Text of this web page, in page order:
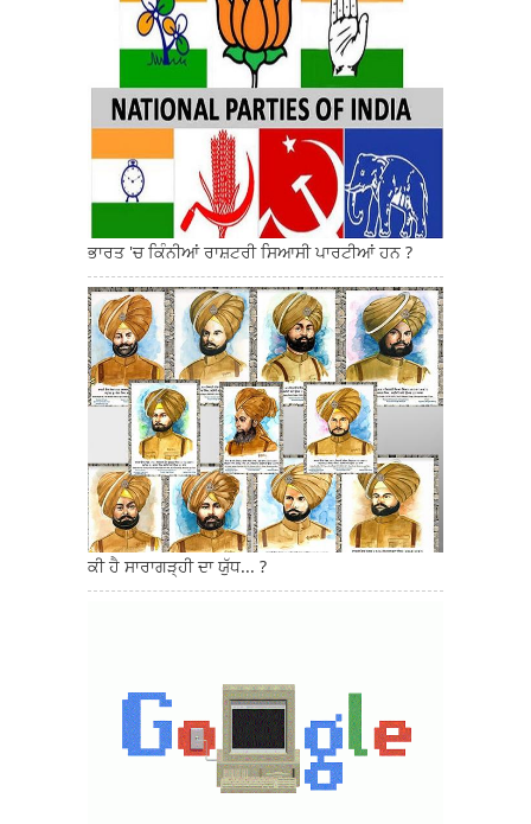
ਭਾਰਤ 'ਚ ਕਿੰਨੀਆਂ ਰਾਸ਼ਟਰੀ ਸਿਆਸੀ ਪਾਰਟੀਆਂ ਹਨ ?
ਕੀ ਹੈ ਸਾਰਾਗੜ੍ਹੀ ਦਾ ਯੁੱਧ... ?